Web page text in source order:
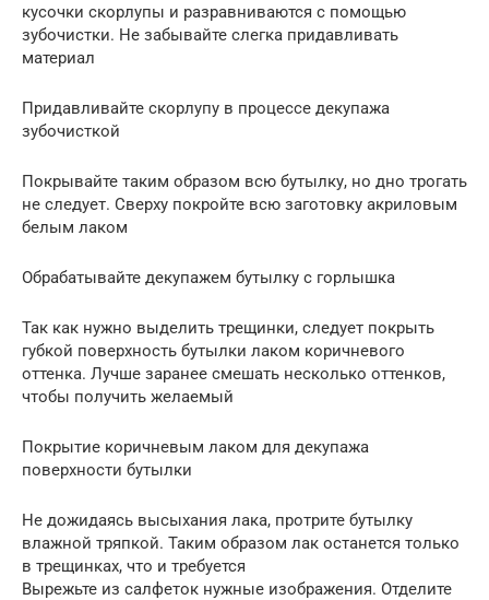
кусочки скорлупы и разравниваются с помощью
зубочистки. Не забывайте слегка придавливать
материал
Придавливайте скорлупу в процессе декупажа
зубочисткой
Покрывайте таким образом всю бутылку, но дно трогать
не следует. Сверху покройте всю заготовку акриловым
белым лаком
Обрабатывайте декупажем бутылку с горлышка
Так как нужно выделить трещинки, следует покрыть
губкой поверхность бутылки лаком коричневого
оттенка. Лучше заранее смешать несколько оттенков,
чтобы получить желаемый
Покрытие коричневым лаком для декупажа
поверхности бутылки
Не дожидаясь высыхания лака, протрите бутылку
влажной тряпкой. Таким образом лак останется только
в трещинках, что и требуется
Вырежьте из салфеток нужные изображения. Отделите